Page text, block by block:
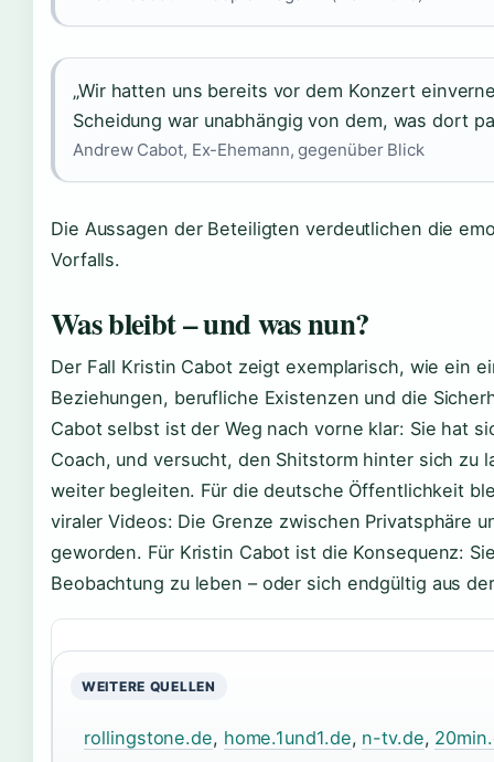
„Wir hatten uns bereits vor dem Konzert
Scheidung war unabhängig von dem, was dort
Andrew Cabot, Ex-Ehemann, gegenüber Blick
Die Aussagen der Beteiligten verdeutlichen die
Vorfalls.
Was bleibt – und was nun?
Der Fall Kristin Cabot zeigt exemplarisch, wie ein
Beziehungen, berufliche Existenzen und die
Cabot selbst ist der Weg nach vorne klar: Sie hat
Coach, und versucht, den Shitstorm hinter sich zu
weiter begleiten. Für die deutsche Öffentlichkeit
viraler Videos: Die Grenze zwischen Privatsphäre
geworden. Für Kristin Cabot ist die Konsequenz:
Beobachtung zu leben – oder sich endgültig aus
WEITERE QUELLEN
rollingstone.de, home.1und1.de, n-tv.de,